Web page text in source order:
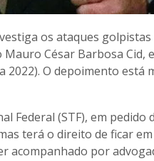
os ataques
César Barbosa Cid,
O depoimento está
Federal (STF), em pedido
terá o direito de ficar
acompanhado por